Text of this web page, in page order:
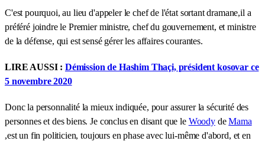
C'est pourquoi, au lieu d'appeler le chef de l'état sortant dramane,il a
préféré joindre le Premier ministre, chef du gouvernement, et ministre
de la défense, qui est sensé gérer les affaires courantes.
LIRE AUSSI : Démission de Hashim Thaçi, président kosovar ce
5 novembre 2020
Donc la personnalité la mieux indiquée, pour assurer la sécurité des
personnes et des biens. Je conclus en disant que le WoodydeMama
,est un fin politicien, toujours en phase avec lui-même d'abord, et en